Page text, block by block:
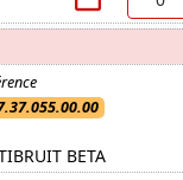
BETA